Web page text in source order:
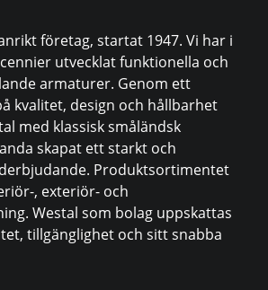
företag, startat 1947. Vi har i
utvecklat funktionella och
armaturer. Genom ett
kvalitet, design och hållbarhet
med klassisk småländsk
skapat ett starkt och
Produktsortimentet
, exteriör- och
Westal som bolag uppskattas
tillgänglighet och sitt snabba